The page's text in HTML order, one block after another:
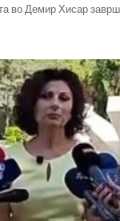
во Демир Хисар